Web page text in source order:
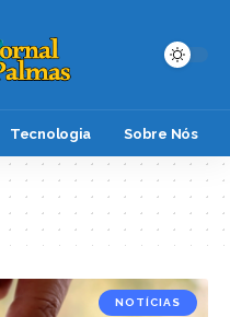
Tecnologia Sobre Nós
NOTÍCIAS